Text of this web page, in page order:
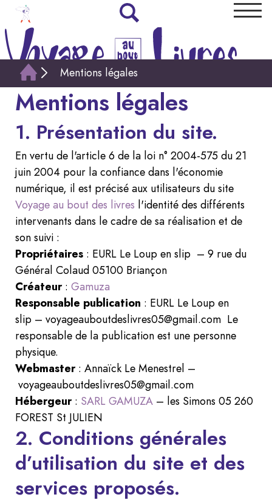
Mentions légales
Mentions légales
1. Présentation du site.
En vertu de l'article 6 de la loi n° 2004-575 du 21
juin 2004 pour la confiance dans l'économie
numérique, il est précisé aux utilisateurs du site
Voyage au bout des livres l'identité des différents
intervenants dans le cadre de sa réalisation et de
son suivi :
Propriétaires : EURL Le Loup en slip – 9 rue du
Général Colaud 05100 Briançon
Créateur: Gamuza
Responsable publication : EURL Le Loup en
slip – voyageauboutdeslivres05@gmail.com Le
responsable de la publication est une personne
physique.
Webmaster: Annaïck Le Menestrel –
voyageauboutdeslivres05@gmail.com
Hébergeur: SARL GAMUZA – les Simons 05 260
FOREST St JULIEN
2. Conditions générales
d’utilisation du site et des
services proposés.